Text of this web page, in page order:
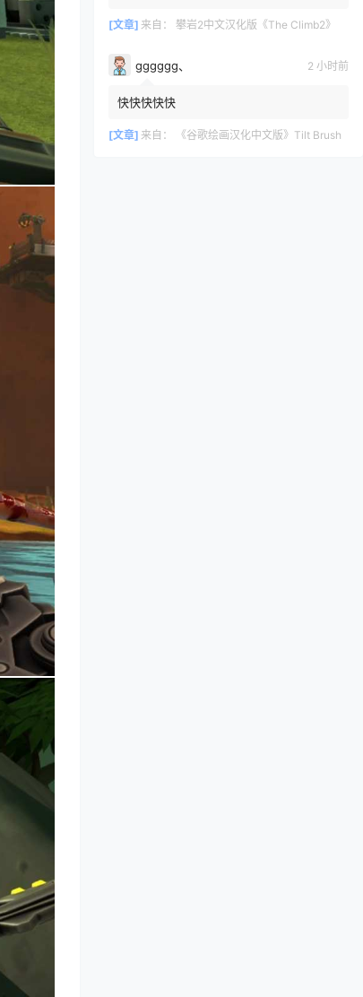
[文章] 来自： 攀岩2中文汉化版《The Climb2》
gggggg、 2 小时前
快快快快快
[文章] 来自： 《谷歌绘画汉化中文版》Tilt Brush